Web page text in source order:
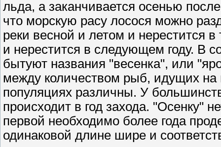
льда, а заканчивается осенью
что морскую расу лосося можно
реки весной и летом и нерестится
и нерестится в следующем году. В
бытуют названия "весенка", или
между количеством рыб, идущих на
популяциях различны. У
происходит в год захода. "Осенку"
первой необходимо более года
одинаковой длине шире и